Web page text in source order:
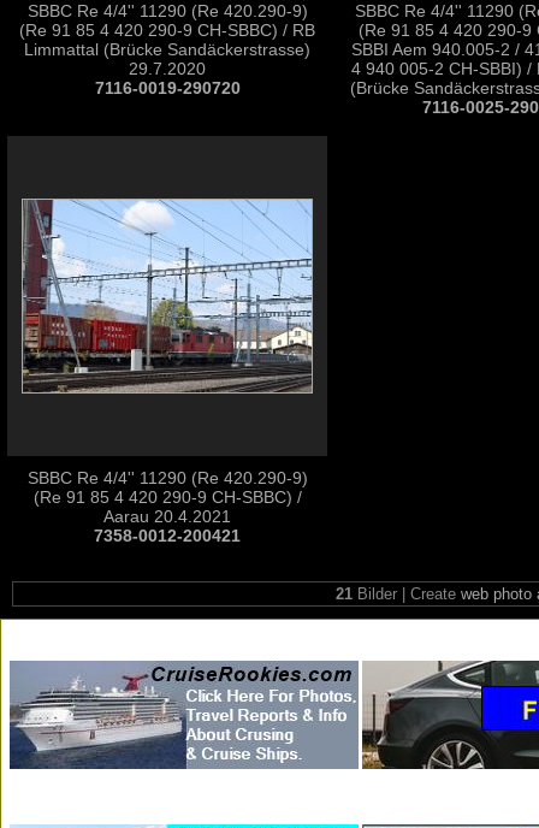
SBBC Re 4/4'' 11290 (Re 420.290-9)
(Re 91 85 4 420 290-9 CH-SBBC) / RB
Limmattal (Brücke Sandäckerstrasse)
29.7.2020
7116-0019-290720
SBBC Re 4/4'' 11290
(Re 91 85 4 420 290-9
SBBI Aem 940.005-2 /
4 940 005-2 CH-SBBI) /
(Brücke
7116-0025-
SBBC Re 4/4'' 11290 (Re 420.290-9)
(Re 91 85 4 420 290-9 CH-SBBC) /
Aarau 20.4.2021
7358-0012-200421
21Bilder | Create web photo